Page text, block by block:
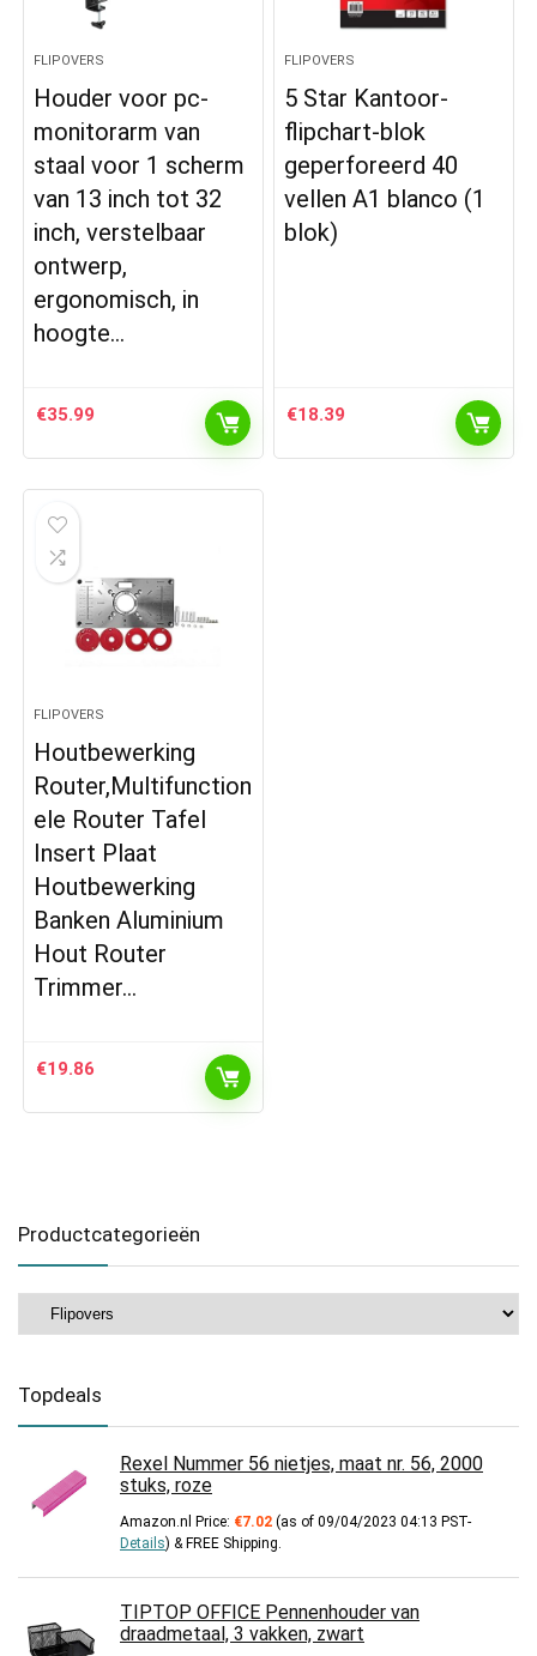
FLIPOVERS
Houder voor pc-
monitorarm van
staal voor 1 scherm
van 13 inch tot 32
inch, verstelbaar
ontwerp,
ergonomisch, in
hoogte…
€35.99
FLIPOVERS
5 Star Kantoor-
flipchart-blok
geperforeerd 40
vellen A1 blanco (1
blok)
€18.39
FLIPOVERS
Houtbewerking
Router,Multifunction
ele Router Tafel
Insert Plaat
Houtbewerking
Banken Aluminium
Hout Router
Trimmer…
€19.86
Productcategorieën
Topdeals
Rexel Nummer 56 nietjes, maat nr. 56, 2000
stuks, roze
Amazon.nl Price: €7.02 (as of 09/04/2023 04:13 PST-
Details) & FREE Shipping.
TIPTOP OFFICE Pennenhouder van
draadmetaal, 3 vakken, zwart